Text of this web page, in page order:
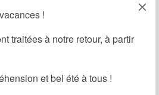
!
traitées à notre retour, à partir
et bel été à tous !
courts, transparence, des
et imagé.